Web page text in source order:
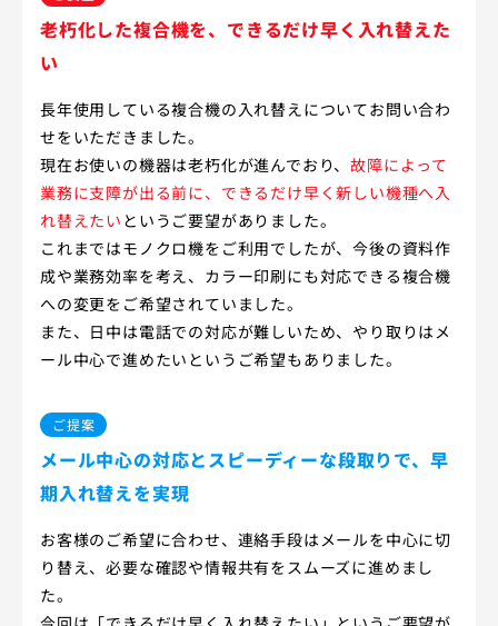
老朽化した複合機を、できるだけ早く入れ替えた
い
長年使用している複合機の入れ替えについてお問い合わ
せをいただきました。
現在お使いの機器は老朽化が進んでおり、故障によって
業務に支障が出る前に、できるだけ早く新しい機種へ入
れ替えたいというご要望がありました。
これまではモノクロ機をご利用でしたが、今後の資料作
成や業務効率を考え、カラー印刷にも対応できる複合機
への変更をご希望されていました。
また、日中は電話での対応が難しいため、やり取りはメ
ール中心で進めたいというご希望もありました。
ご提案
メール中心の対応とスピーディーな段取りで、早
期入れ替えを実現
お客様のご希望に合わせ、連絡手段はメールを中心に切
り替え、必要な確認や情報共有をスムーズに進めまし
た。